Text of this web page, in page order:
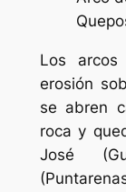
Los
erosión
se abren
roca y
José